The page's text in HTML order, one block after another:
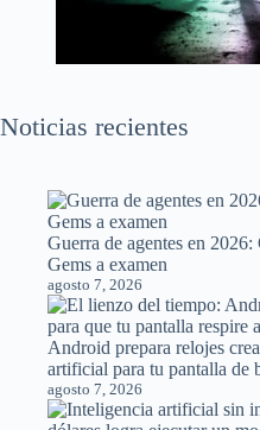
Noticias recientes
Guerra de agentes en
Gems a examen
agosto 7, 2026
Android prepara relojes
artificial para tu pantalla de
agosto 7, 2026